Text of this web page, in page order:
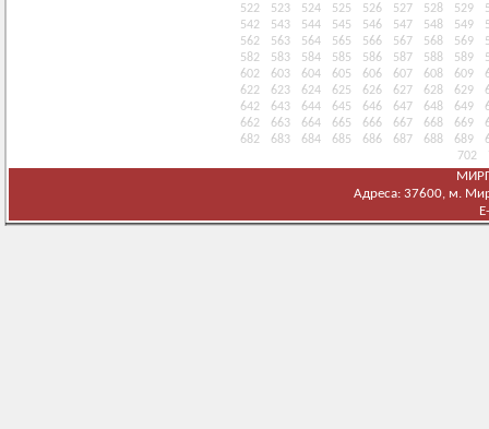
522
523 524 525 526 527 528 529
542
543 544 545 546 547 548 549
562
563 564 565 566 567 568 569
582
583 584 585 586 587 588 589
602
603 604 605 606 607 608 609
622
623 624 625 626 627 628 629
642
643 644 645 646 647 648 649
662
663 664 665 666 667 668 669
682
683 684 685 686 687 688 689
702
Адреса: 37600, м.